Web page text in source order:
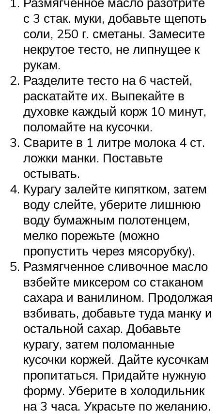
с 3 стак. муки, добавьте щепоть
соли, 250 г. сметаны. Замесите
некрутое тесто, не липнущее к
рукам.
Разделите тесто на 6 частей,
раскатайте их. Выпекайте в
духовке каждый корж 10 минут,
поломайте на кусочки.
Сварите в 1 литре молока 4 ст.
ложки манки. Поставьте
остывать.
Курагу залейте кипятком, затем
воду слейте, уберите лишнюю
воду бумажным полотенцем,
мелко порежьте (можно
пропустить через мясорубку).
Размягченное сливочное масло
взбейте миксером со стаканом
сахара и ванилином. Продолжая
взбивать, добавьте туда манку и
остальной сахар. Добавьте
курагу, затем поломанные
кусочки коржей. Дайте кусочкам
пропитаться. Придайте нужную
форму. Уберите в холодильник
на 3 часа. Украсьте по желанию.